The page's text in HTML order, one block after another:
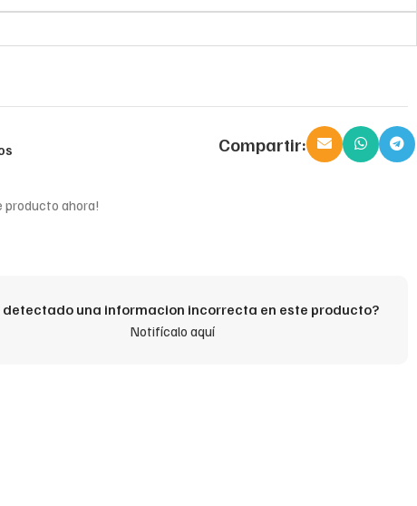
Compartir:
producto ahora!
detectado una informacion incorrecta en este producto?
Notifícalo aquí